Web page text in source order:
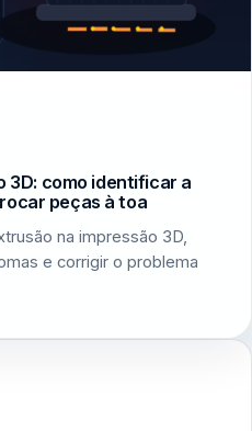
3D: como identificar a
peças à toa
na impressão 3D,
e corrigir o problema